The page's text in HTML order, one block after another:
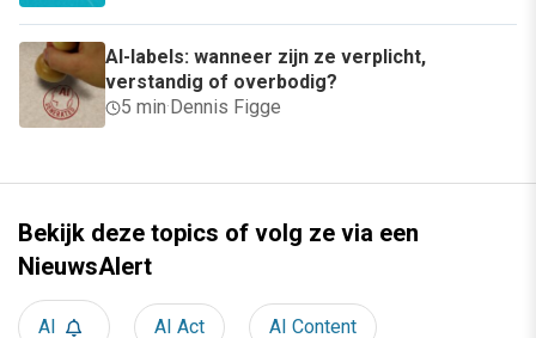
AI-labels: wanneer zijn ze verplicht,
verstandig of overbodig?
5 min·Dennis Figge
Bekijk deze topics of volg ze via een
NieuwsAlert
AI AI Act AI Content